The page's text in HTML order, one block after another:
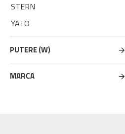
STERN
YATO
PUTERE (W)
MARCA